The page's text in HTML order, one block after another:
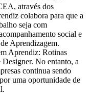
através dos
colabora para que a
seja com
social e
Aprendizagem.
Aprendiz: Rotinas
No entanto, a
continua sendo
uma oportunidade de